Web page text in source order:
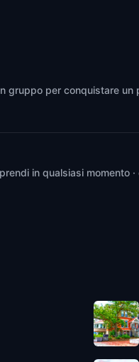
gruppo per conquistare
in qualsiasi momento